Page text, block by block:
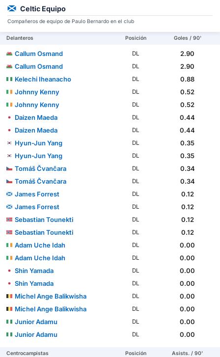
Celtic Equipo
Compañeros de equipo de Paulo Bernardo en el club
Delanteros Posición Goles / 90'
Callum Osmand DL
2.90
Callum Osmand
DL
2.90
Kelechi Iheanacho
DL
0.88
Johnny Kenny
DL
0.52
Johnny Kenny
DL
0.52
Daizen Maeda
DL
0.44
Daizen Maeda
DL
0.44
Hyun-Jun Yang
DL
0.35
Hyun-Jun Yang
DL
0.35
Tomáš Čvančara
DL
0.34
Tomáš Čvančara
DL
0.34
James Forrest
DL
0.12
James Forrest
DL
0.12
Sebastian Tounekti
DL
0.12
Sebastian Tounekti
DL
0.12
Adam Uche Idah
DL
0.00
Adam Uche Idah
DL
0.00
Shin Yamada
DL
0.00
Shin Yamada
DL
0.00
Michel Ange Balikwisha
DL
0.00
Michel Ange Balikwisha
DL
0.00
Junior Adamu
DL
0.00
Junior Adamu
DL 0.00
Centrocampistas Posición Asists. / 90'